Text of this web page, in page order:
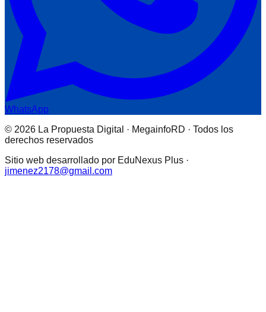
WhatsApp
© 2026 La Propuesta Digital · MegainfoRD · Todos los
derechos reservados
Sitio web desarrollado por EduNexus Plus ·
jimenez2178@gmail.com